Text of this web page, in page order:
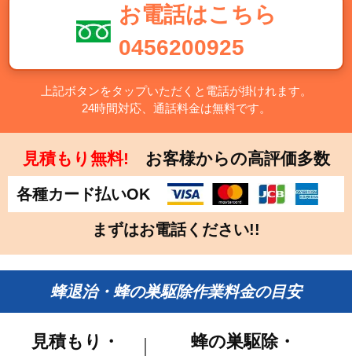
お電話はこちら
0456200925
上記ボタンをタップいただくと電話が掛けれます。
24時間対応、通話料金は無料です。
見積もり無料! お客様からの高評価多数
各種カード払いOK
まずはお電話ください!!
蜂退治・蜂の巣駆除作業料金の目安
見積もり・
蜂の巣駆除・